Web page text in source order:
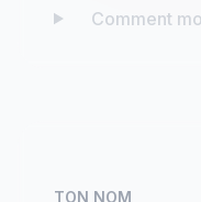
Comment
TON NOM